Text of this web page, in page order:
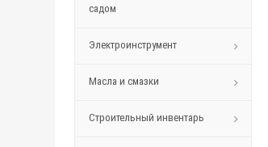
садом
Электроинструмент
Масла и смазки
Строительный инвентарь